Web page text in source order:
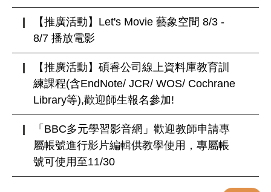
【推廣活動】Let's Movie 藝象空間 8/3 -
8/7 播放電影
【推廣活動】碩睿公司線上資料庫教育訓
練課程(含EndNote/ JCR/ WOS/ Cochrane
Library等),歡迎師生報名參加!
「BBC多元學習影音網」歡迎教師申請專
屬帳號進行影片編輯供教學使用，專屬帳
號可使用至11/30